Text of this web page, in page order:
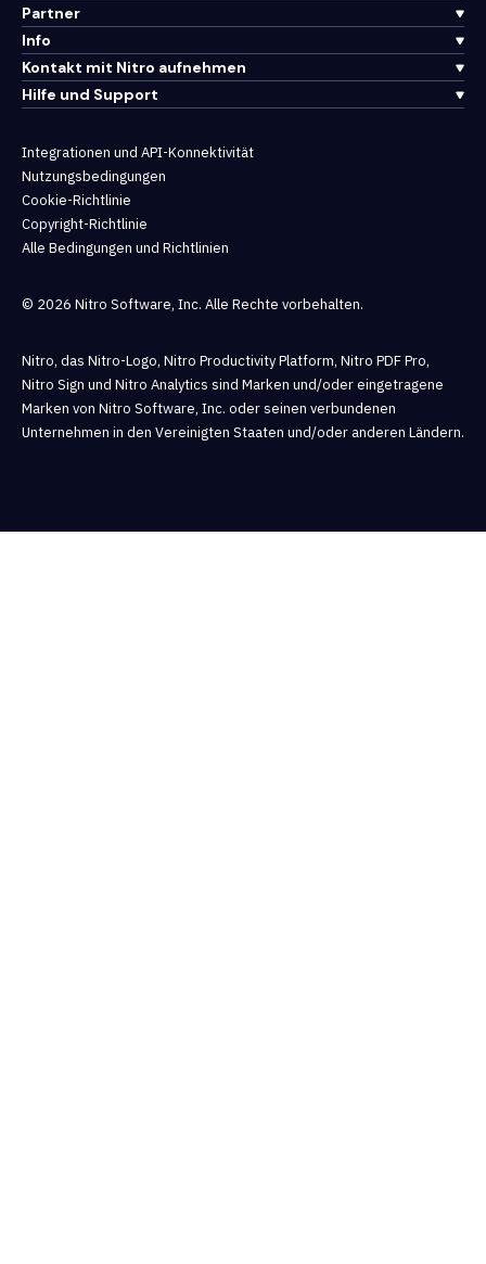
Partner
Info
Kontakt mit Nitro aufnehmen
Hilfe und Support
Integrationen und API-Konnektivität
Nutzungsbedingungen
Cookie-Richtlinie
Copyright-Richtlinie
Alle Bedingungen und Richtlinien
© 2026 Nitro Software, Inc. Alle Rechte vorbehalten.
Nitro, das Nitro-Logo, Nitro Productivity Platform, Nitro PDF Pro,
Nitro Sign und Nitro Analytics sind Marken und/oder eingetragene
Marken von Nitro Software, Inc. oder seinen verbundenen
Unternehmen in den Vereinigten Staaten und/oder anderen Ländern.